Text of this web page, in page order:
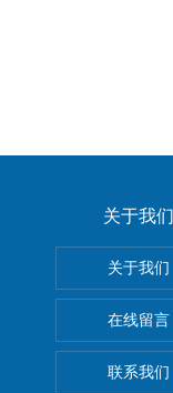
关于我们
关于我们
在线留言
联系我们